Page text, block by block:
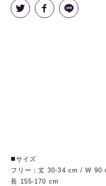
◼️サイズ
フリー：丈 30-34 cm / W
長 155-170 cm